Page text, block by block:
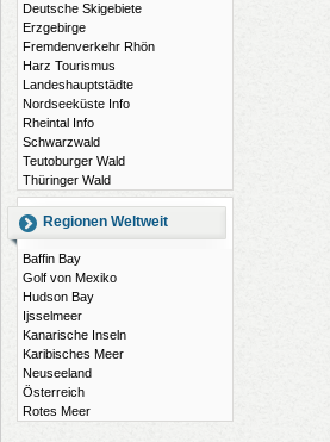
Deutsche Skigebiete
Erzgebirge
Fremdenverkehr Rhön
Harz Tourismus
Landeshauptstädte
Nordseeküste Info
Rheintal Info
Schwarzwald
Teutoburger Wald
Thüringer Wald
Regionen Weltweit
Baffin Bay
Golf von Mexiko
Hudson Bay
Ijsselmeer
Kanarische Inseln
Karibisches Meer
Neuseeland
Österreich
Rotes Meer